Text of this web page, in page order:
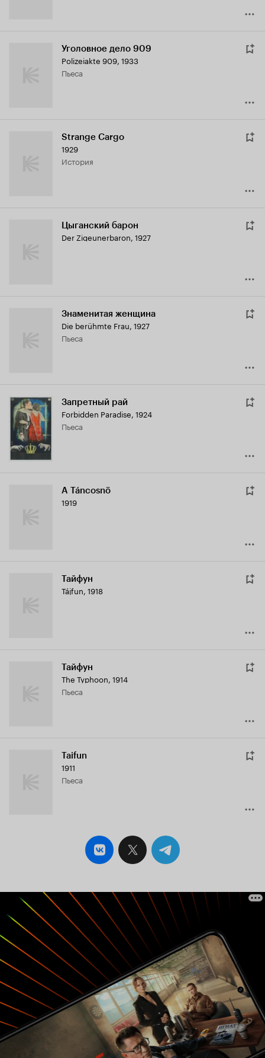
Уголовное дело 909
Polizeiakte 909, 1933
пьеса
Strange Cargo
1929
история
Цыганский барон
Der Zigeunerbaron, 1927
Знаменитая женщина
Die berühmte Frau, 1927
пьеса
Запретный рай
Forbidden Paradise, 1924
пьеса
A Táncosnö
1919
Тайфун
Tájfun, 1918
Тайфун
The Typhoon, 1914
пьеса
Taifun
1911
пьеса